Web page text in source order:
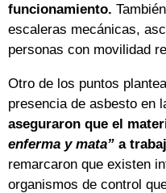
funcionamiento.
escaleras mecánicas,
personas con movilidad
Otro de los puntos
presencia de asbesto en
aseguraron que el
enferma y mata” a
remarcaron que existen
organismos de control